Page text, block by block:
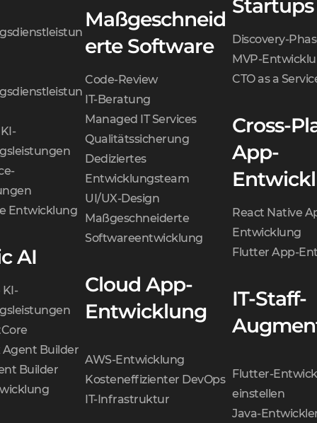
Entwicklung
AI
Agent Builder
Builder
Maßgeschneid
erte Software
Code-Review
IT-Beratung
Managed IT Services
Qualitätssicherung
Dediziertes
Entwicklungsteam
UI/UX-Design
Maßgeschneiderte
Softwareentwicklung
Cloud App-
Entwicklung
AWS-Entwicklung
Kosteneffizienter DevOps
IT-Infrastruktur
Startups
Discovery-
MVP-
CTO as a
Cross-
App-
React Native
Entwicklung
Flutter App-
IT-Staff-
Flutter-
einstellen
Java-